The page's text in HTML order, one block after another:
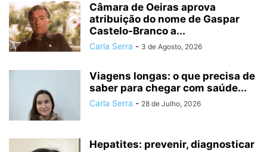
Câmara de Oeiras aprova
atribuição do nome de Gaspar
Castelo-Branco a...
Carla Serra - 3 de Agosto, 2026
Viagens longas: o que precisa de
saber para chegar com saúde...
Carla Serra - 28 de Julho, 2026
Hepatites: prevenir, diagnosticar